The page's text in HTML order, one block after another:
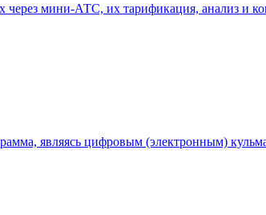
через мини-АТС, их тарификация, анализ и
являясь цифровым (электронным)